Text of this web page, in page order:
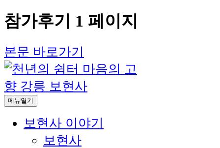
참가후기 1 페이지
본문 바로가기
메뉴열기
보현사 이야기
보현사